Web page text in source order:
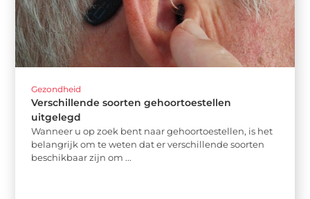
Gezondheid
Verschillende soorten gehoortoestellen
uitgelegd
Wanneer u op zoek bent naar gehoortoestellen, is het
belangrijk om te weten dat er verschillende soorten
beschikbaar zijn om ...